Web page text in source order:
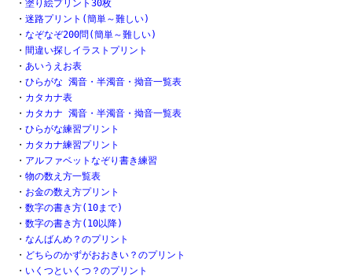
・ 塗り絵プリント30枚
・ 迷路プリント(簡単～難しい)
・ なぞなぞ200問(簡単～難しい)
・ 間違い探しイラストプリント
・ あいうえお表
・ ひらがな 濁音・半濁音・拗音一覧表
・ カタカナ表
・ カタカナ 濁音・半濁音・拗音一覧表
・ ひらがな練習プリント
・ カタカナ練習プリント
・ アルファベットなぞり書き練習
・ 物の数え方一覧表
・ お金の数え方プリント
・ 数字の書き方(10まで)
・ 数字の書き方(10以降)
・ なんばんめ？のプリント
・ どちらのかずがおおきい？のプリント
・ いくつといくつ？のプリント